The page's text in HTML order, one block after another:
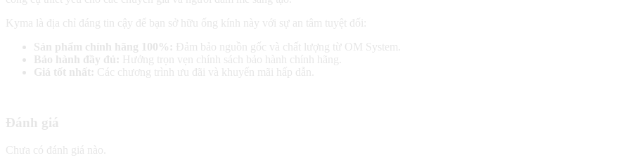
Kyma là địa chỉ đáng tin cậy để bạn sở hữu ống kính này với sự an tâm tuyệt đối:
Sản phẩm chính hãng 100%: Đảm bảo nguồn gốc và chất lượng từ OM System.
Bảo hành đầy đủ: Hưởng trọn vẹn chính sách bảo hành chính hãng.
Giá tốt nhất: Các chương trình ưu đãi và khuyến mãi hấp dẫn.
Đánh giá
Chưa có đánh giá nào.